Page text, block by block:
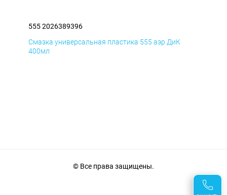
555 2026389396
Смазка универсальная пластика 555 аэр ДиК
400мл
© Все права защищены.